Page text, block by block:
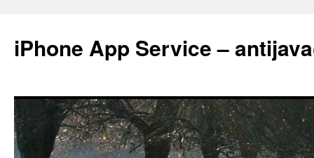
content
iPhone App Service –